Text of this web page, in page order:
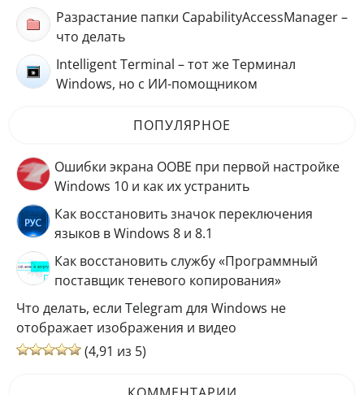
Разрастание папки CapabilityAccessManager –
что делать
Intelligent Terminal – тот же Терминал
Windows, но с ИИ-помощником
ПОПУЛЯРНОЕ
Ошибки экрана OOBE при первой настройке
Windows 10 и как их устранить
Как восстановить значок переключения
языков в Windows 8 и 8.1
Как восстановить службу «Программный
поставщик теневого копирования»
Что делать, если Telegram для Windows не
отображает изображения и видео
(4,91 из 5)